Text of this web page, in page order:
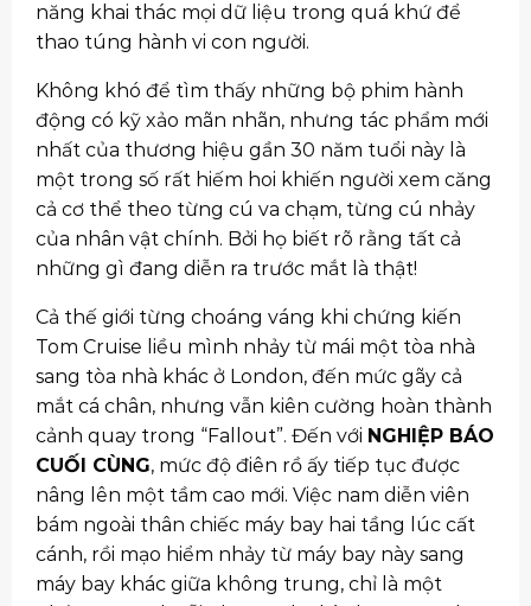
năng khai thác mọi dữ liệu trong quá khứ để
thao túng hành vi con người.
Không khó để tìm thấy những bộ phim hành
động có kỹ xảo mãn nhãn, nhưng tác phẩm mới
nhất của thương hiệu gần 30 năm tuổi này là
một trong số rất hiếm hoi khiến người xem căng
cả cơ thể theo từng cú va chạm, từng cú nhảy
của nhân vật chính. Bởi họ biết rõ rằng tất cả
những gì đang diễn ra trước mắt là thật!
Cả thế giới từng choáng váng khi chứng kiến
Tom Cruise liều mình nhảy từ mái một tòa nhà
sang tòa nhà khác ở London, đến mức gãy cả
mắt cá chân, nhưng vẫn kiên cường hoàn thành
cảnh quay trong “Fallout”. Đến với NGHIỆP BÁO
CUỐI CÙNG, mức độ điên rồ ấy tiếp tục được
nâng lên một tầm cao mới. Việc nam diễn viên
bám ngoài thân chiếc máy bay hai tầng lúc cất
cánh, rồi mạo hiểm nhảy từ máy bay này sang
máy bay khác giữa không trung, chỉ là một